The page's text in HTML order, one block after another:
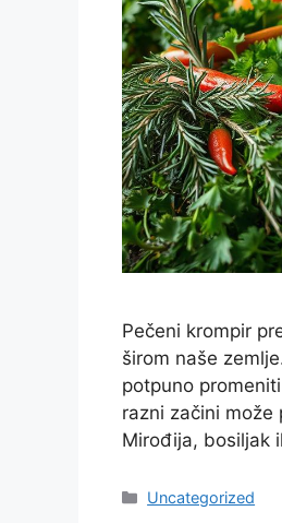
Pečeni krompir
širom naše
potpuno
razni začini
Mirođija, bosiljak
Categories
Uncategorized